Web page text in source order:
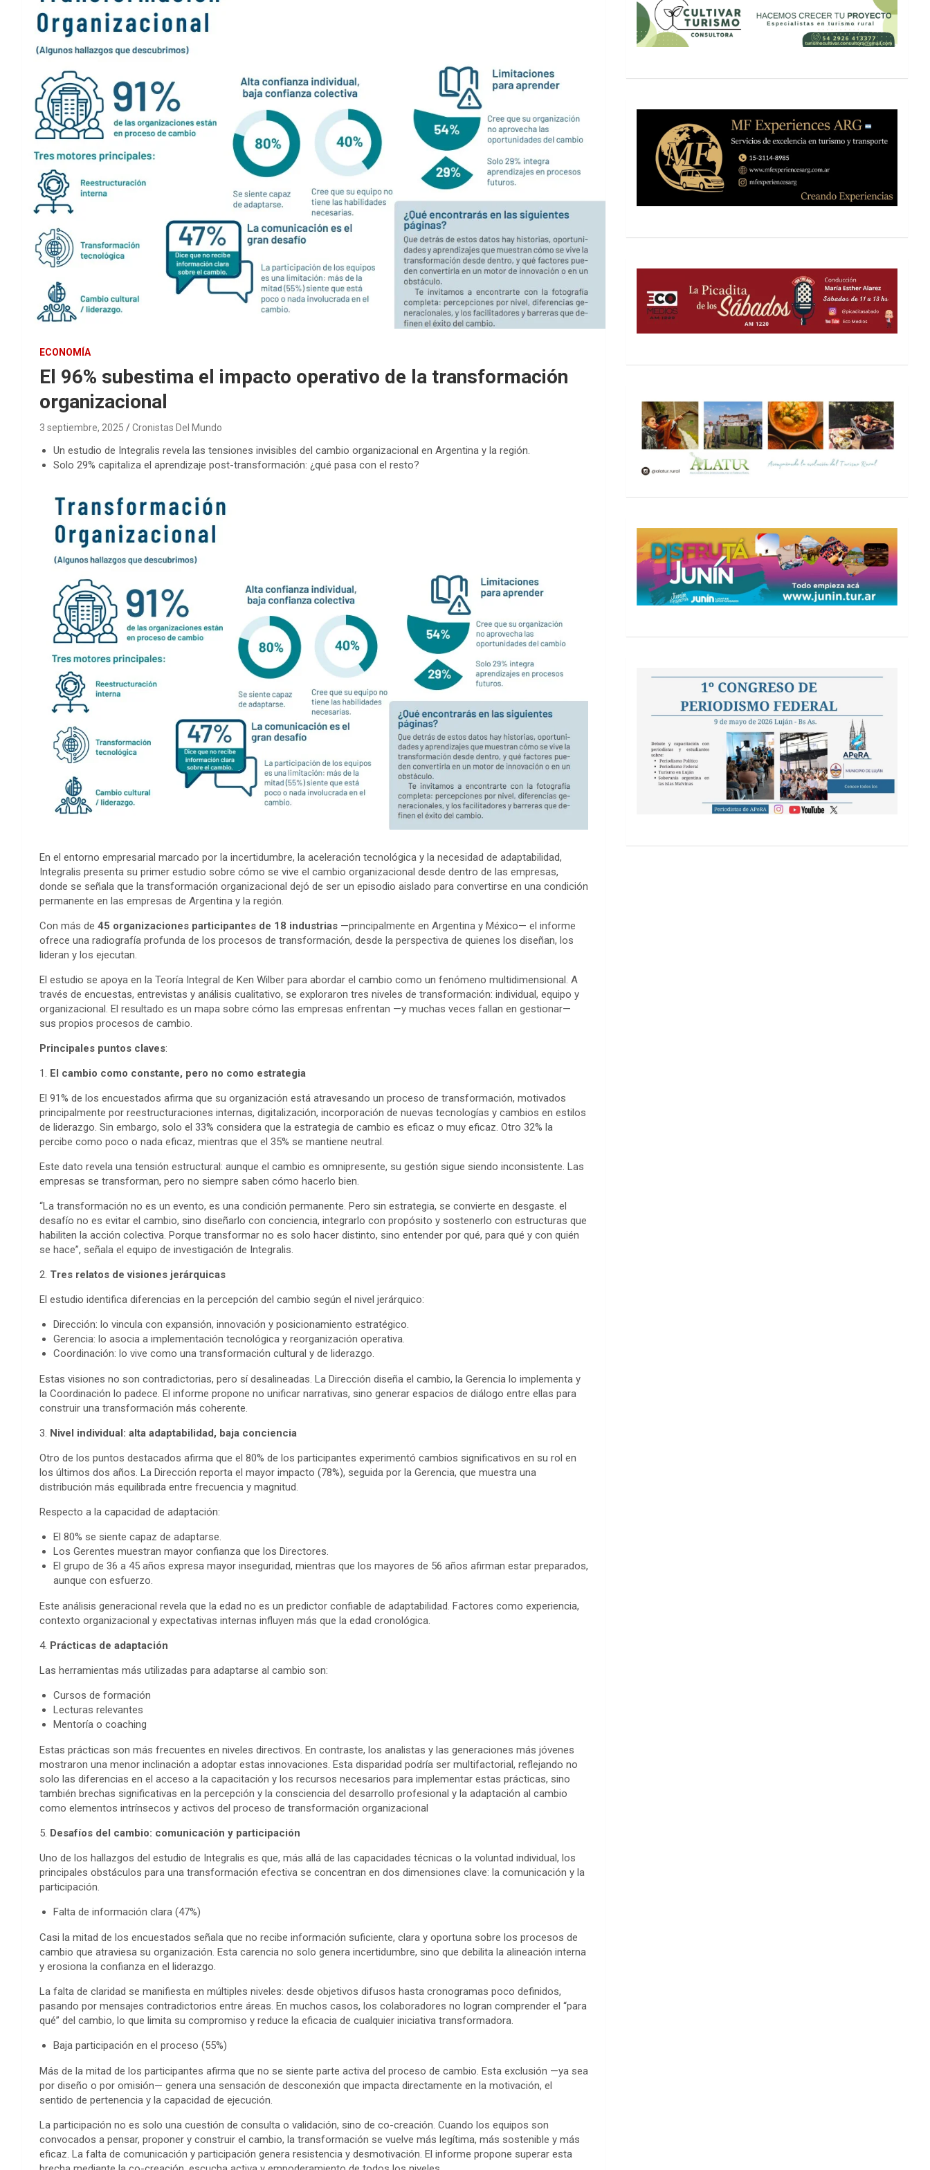
ECONOMÍA
El 96% subestima el impacto operativo de la transformación
organizacional
3 septiembre, 2025 Cronistas Del Mundo
Un estudio de Integralis revela las tensiones invisibles del cambio organizacional en Argentina y la región.
Solo 29% capitaliza el aprendizaje post-transformación: ¿qué pasa con el resto?
En el entorno empresarial marcado por la incertidumbre, la aceleración tecnológica y la necesidad de adaptabilidad,
Integralis presenta su primer estudio sobre cómo se vive el cambio organizacional desde dentro de las empresas,
donde se señala que la transformación organizacional dejó de ser un episodio aislado para convertirse en una condición
permanente en las empresas de Argentina y la región.
Con más de 45 organizaciones participantes de 18 industrias —principalmente en Argentina y México— el informe
ofrece una radiografía profunda de los procesos de transformación, desde la perspectiva de quienes los diseñan, los
lideran y los ejecutan.
El estudio se apoya en la Teoría Integral de Ken Wilber para abordar el cambio como un fenómeno multidimensional. A
través de encuestas, entrevistas y análisis cualitativo, se exploraron tres niveles de transformación: individual, equipo y
organizacional. El resultado es un mapa sobre cómo las empresas enfrentan —y muchas veces fallan en gestionar—
sus propios procesos de cambio.
Principales puntos claves:
1. El cambio como constante, pero no como estrategia
El 91% de los encuestados afirma que su organización está atravesando un proceso de transformación, motivados
principalmente por reestructuraciones internas, digitalización, incorporación de nuevas tecnologías y cambios en estilos
de liderazgo. Sin embargo, solo el 33% considera que la estrategia de cambio es eficaz o muy eficaz. Otro 32% la
percibe como poco o nada eficaz, mientras que el 35% se mantiene neutral.
Este dato revela una tensión estructural: aunque el cambio es omnipresente, su gestión sigue siendo inconsistente. Las
empresas se transforman, pero no siempre saben cómo hacerlo bien.
“La transformación no es un evento, es una condición permanente. Pero sin estrategia, se convierte en desgaste. el
desafío no es evitar el cambio, sino diseñarlo con conciencia, integrarlo con propósito y sostenerlo con estructuras que
habiliten la acción colectiva. Porque transformar no es solo hacer distinto, sino entender por qué, para qué y con quién
se hace”, señala el equipo de investigación de Integralis.
2. Tres relatos de visiones jerárquicas
El estudio identifica diferencias en la percepción del cambio según el nivel jerárquico:
Dirección: lo vincula con expansión, innovación y posicionamiento estratégico.
Gerencia: lo asocia a implementación tecnológica y reorganización operativa.
Coordinación: lo vive como una transformación cultural y de liderazgo.
Estas visiones no son contradictorias, pero sí desalineadas. La Dirección diseña el cambio, la Gerencia lo implementa y
la Coordinación lo padece. El informe propone no unificar narrativas, sino generar espacios de diálogo entre ellas para
construir una transformación más coherente.
3. Nivel individual: alta adaptabilidad, baja conciencia
Otro de los puntos destacados afirma que el 80% de los participantes experimentó cambios significativos en su rol en
los últimos dos años. La Dirección reporta el mayor impacto (78%), seguida por la Gerencia, que muestra una
distribución más equilibrada entre frecuencia y magnitud.
Respecto a la capacidad de adaptación:
El 80% se siente capaz de adaptarse.
Los Gerentes muestran mayor confianza que los Directores.
El grupo de 36 a 45 años expresa mayor inseguridad, mientras que los mayores de 56 años afirman estar preparados,
aunque con esfuerzo.
Este análisis generacional revela que la edad no es un predictor confiable de adaptabilidad. Factores como experiencia,
contexto organizacional y expectativas internas influyen más que la edad cronológica.
4. Prácticas de adaptación
Las herramientas más utilizadas para adaptarse al cambio son:
Cursos de formación
Lecturas relevantes
Mentoría o coaching
Estas prácticas son más frecuentes en niveles directivos. En contraste, los analistas y las generaciones más jóvenes
mostraron una menor inclinación a adoptar estas innovaciones. Esta disparidad podría ser multifactorial, reflejando no
solo las diferencias en el acceso a la capacitación y los recursos necesarios para implementar estas prácticas, sino
también brechas significativas en la percepción y la consciencia del desarrollo profesional y la adaptación al cambio
como elementos intrínsecos y activos del proceso de transformación organizacional
5. Desafíos del cambio: comunicación y participación
Uno de los hallazgos del estudio de Integralis es que, más allá de las capacidades técnicas o la voluntad individual, los
principales obstáculos para una transformación efectiva se concentran en dos dimensiones clave: la comunicación y la
participación.
Falta de información clara (47%)
Casi la mitad de los encuestados señala que no recibe información suficiente, clara y oportuna sobre los procesos de
cambio que atraviesa su organización. Esta carencia no solo genera incertidumbre, sino que debilita la alineación interna
y erosiona la confianza en el liderazgo.
La falta de claridad se manifiesta en múltiples niveles: desde objetivos difusos hasta cronogramas poco definidos,
pasando por mensajes contradictorios entre áreas. En muchos casos, los colaboradores no logran comprender el “para
qué” del cambio, lo que limita su compromiso y reduce la eficacia de cualquier iniciativa transformadora.
Baja participación en el proceso (55%)
Más de la mitad de los participantes afirma que no se siente parte activa del proceso de cambio. Esta exclusión —ya sea
por diseño o por omisión— genera una sensación de desconexión que impacta directamente en la motivación, el
sentido de pertenencia y la capacidad de ejecución.
La participación no es solo una cuestión de consulta o validación, sino de co-creación. Cuando los equipos son
convocados a pensar, proponer y construir el cambio, la transformación se vuelve más legítima, más sostenible y más
eficaz. La falta de comunicación y participación genera resistencia y desmotivación. El informe propone superar esta